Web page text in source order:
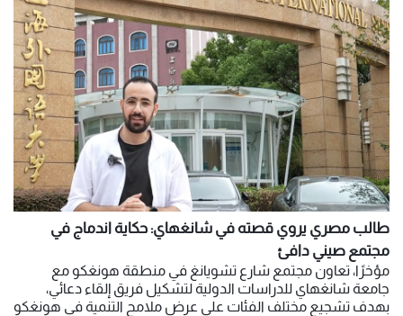
طالب مصري يروي قصته في شانغهاي: حكاية اندماج في
مجتمع صيني دافئ
مؤخرًا، تعاون مجتمع شارع تشويانغ في منطقة هونغكو مع
جامعة شانغهاي للدراسات الدولية لتشكيل فريق إلقاء دعائي،
بهدف تشجيع مختلف الفئات على عرض ملامح التنمية في هونغكو